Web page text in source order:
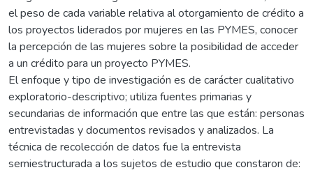
el peso de cada variable relativa al otorgamiento de crédito a
los proyectos liderados por mujeres en las PYMES, conocer
la percepción de las mujeres sobre la posibilidad de acceder
a un crédito para un proyecto PYMES.
El enfoque y tipo de investigación es de carácter cualitativo
exploratorio-descriptivo; utiliza fuentes primarias y
secundarias de información que entre las que están: personas
entrevistadas y documentos revisados y analizados. La
técnica de recolección de datos fue la entrevista
semiestructurada a los sujetos de estudio que constaron de: